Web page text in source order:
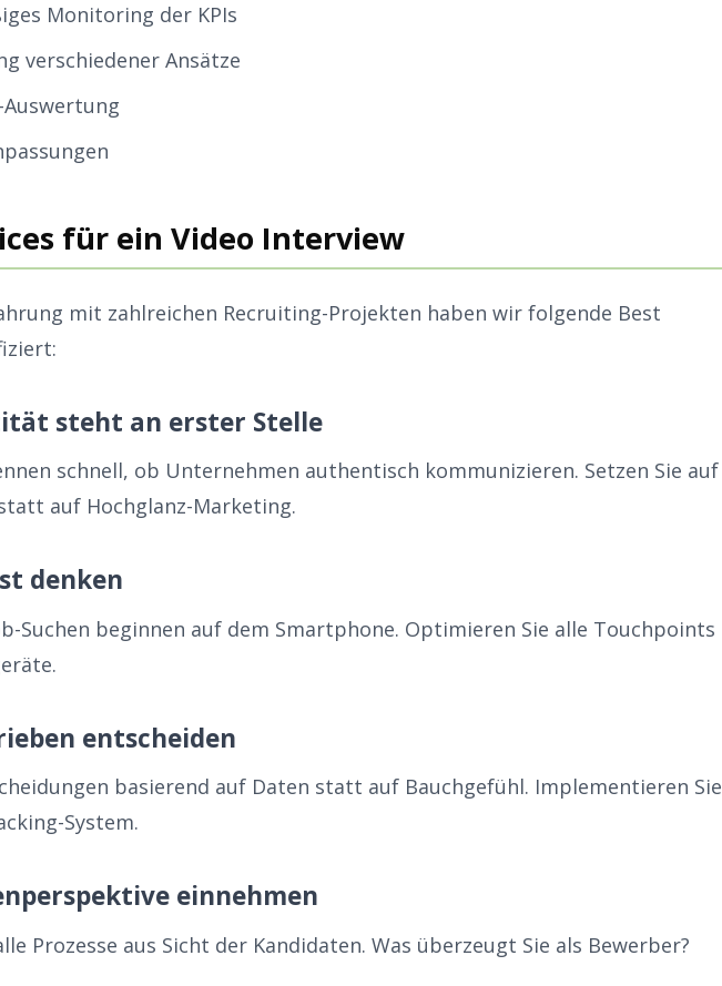
Monitoring der KPIs
verschiedener Ansätze
Auswertung
für ein Video Interview
mit zahlreichen Recruiting-Projekten haben wir folgende Best
steht an erster Stelle
schnell, ob Unternehmen authentisch kommunizieren. Setzen Sie auf
auf Hochglanz-Marketing.
denken
Suchen beginnen auf dem Smartphone. Optimieren Sie alle Touchpoints
entscheiden
basierend auf Daten statt auf Bauchgefühl. Implementieren Sie
System.
einnehmen
Prozesse aus Sicht der Kandidaten. Was überzeugt Sie als Bewerber?